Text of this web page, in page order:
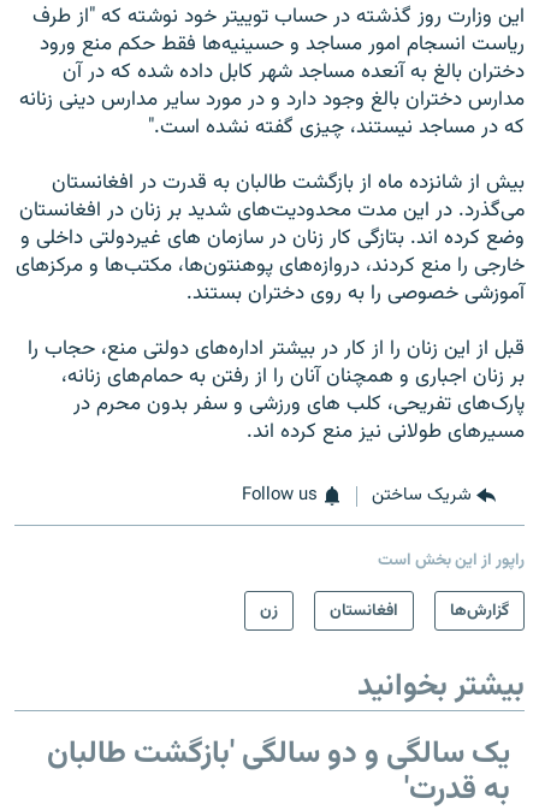
این وزارت روز گذشته در حساب توییتر خود نوشته که "از طرف
ریاست انسجام امور مساجد و حسینیه‌ها فقط حکم منع ورود
دختران بالغ به آنعده مساجد شهر کابل داده شده که در آن
مدارس دختران بالغ وجود دارد و در مورد سایر مدارس دینی زنانه
که در مساجد نیستند، چیزی گفته نشده است."
بیش از شانزده ماه از بازگشت طالبان به قدرت در افغانستان
می‌گذرد. در این مدت محدودیت‌های شدید بر زنان در افغانستان
وضع کرده اند. بتازگی کار زنان در سازمان های غیردولتی داخلی و
خارجی را منع کردند، دروازه‌های پوهنتون‌ها، مکتب‌ها و مرکزهای
آموزشی خصوصی را به روی دختران بستند.
قبل از این زنان را از کار در بیشتر اداره‌های دولتی منع، حجاب را
بر زنان اجباری و همچنان آنان را از رفتن به حمام‌های زنانه،
پارک‌های تفریحی، کلب های ورزشی و سفر بدون محرم در
مسیرهای طولانی نیز منع کرده اند.
شریک ساختن Follow us
راپور از این بخش است
گزارش‌ها
افغانستان زن
بیشتر بخوانید
یک سالگی و دو سالگی 'بازگشت طالبان
به قدرت'